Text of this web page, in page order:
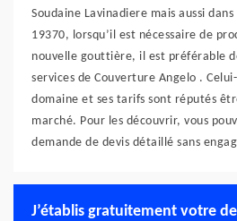
Soudaine Lavinadiere mais aussi
19370, lorsqu’il est nécessaire de
nouvelle gouttière, il est préférable
services de Couverture Angelo .
domaine et ses tarifs sont réputés
marché. Pour les découvrir, vous
demande de devis détaillé sans
J’établis gratuitement votre